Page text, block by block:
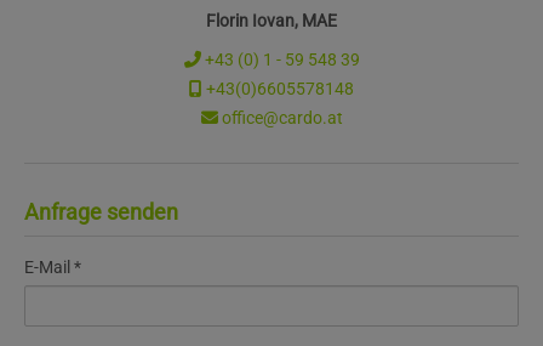
Florin Iovan, MAE
+43 (0) 1 - 59 548 39
+43(0)6605578148
office@cardo.at
Anfrage senden
E-Mail